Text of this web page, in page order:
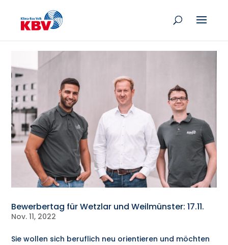
Bewerbertag für Wetzlar und Weilmünster: 17.11.
Nov. 11, 2022
Sie wollen sich beruflich neu orientieren und möchten